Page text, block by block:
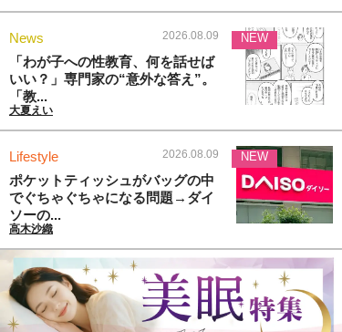
News 2026.08.09
「わが子への性教育、何を話せば
いい？」専門家の“意外な答え”。
「教...
大夏えい
NEW
Lifestyle 2026.08.09
ポケットティッシュがバッグの中
でぐちゃぐちゃになる問題→ダイ
ソーの...
高木沙織
NEW